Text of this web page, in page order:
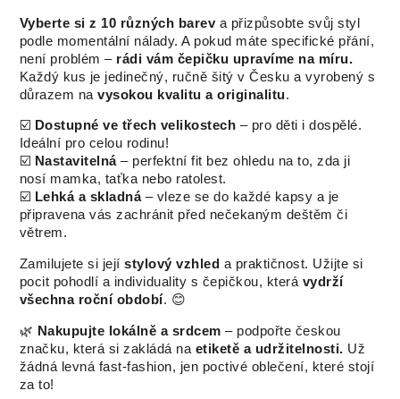
Vyberte si z 10 různých bareva přizpůsobte svůj styl
podle momentální nálady. A pokud máte specifické přání,
není problém – rádi vám čepičku upravíme na míru.
Každý kus je jedinečný, ručně šitý v Česku a vyrobený s
důrazem navysokou kvalitu a originalitu.
☑️ Dostupné ve třech velikostech – pro děti i dospělé.
Ideální pro celou rodinu!
☑️ Nastavitelná– perfektní fit bez ohledu na to, zda ji
nosí mamka, taťka nebo ratolest.
☑️ Lehká a skladná– vleze se do každé kapsy a je
připravena vás zachránit před nečekaným deštěm či
větrem.
Zamilujete si jejístylový vzhled a praktičnost. Užijte si
pocit pohodlí a individuality s čepičkou, která vydrží
všechna roční období. 😊
🌿 Nakupujte lokálně a srdcem – podpořte českou
značku, která si zakládá na etiketě a udržitelnosti. Už
žádná levná fast-fashion, jen poctivé oblečení, které stojí
za to!